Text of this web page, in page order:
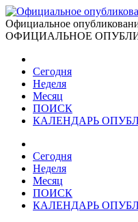
Официальное
ОФИЦИАЛЬНОЕ
Сегодня
Неделя
Месяц
ПОИСК
КАЛЕНДАРЬ
Сегодня
Неделя
Месяц
ПОИСК
КАЛЕНДАРЬ